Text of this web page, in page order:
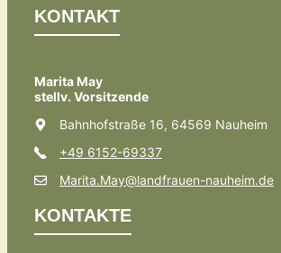
KONTAKT
Marita May
stellv. Vorsitzende
Bahnhofstraße 16, 64569 Nauheim
+49 6152-69337
Marita.May@landfrauen-nauheim.de
KONTAKTE